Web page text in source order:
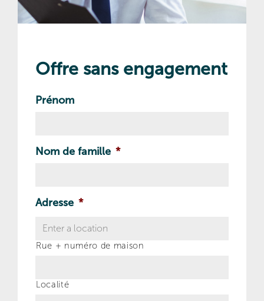
Offre sans engagement
Prénom
Nom de famille *
Adresse *
Rue + numéro de maison
Localité